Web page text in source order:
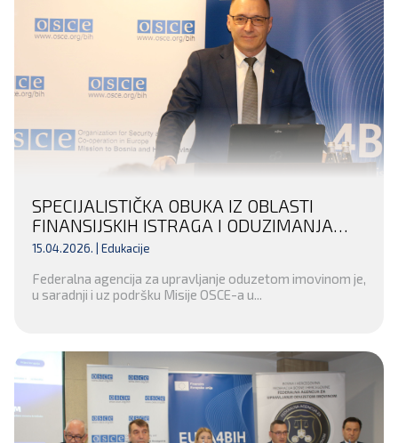
SPECIJALISTIČKA OBUKA IZ OBLASTI
FINANSIJSKIH ISTRAGA I ODUZIMANJA
NEZAKONITO STEČENE IMOVINE ZA
KANTONA 10
15.04.2026. | Edukacije
Federalna agencija za upravljanje oduzetom imovinom je,
u saradnji i uz podršku Misije OSCE-a u...